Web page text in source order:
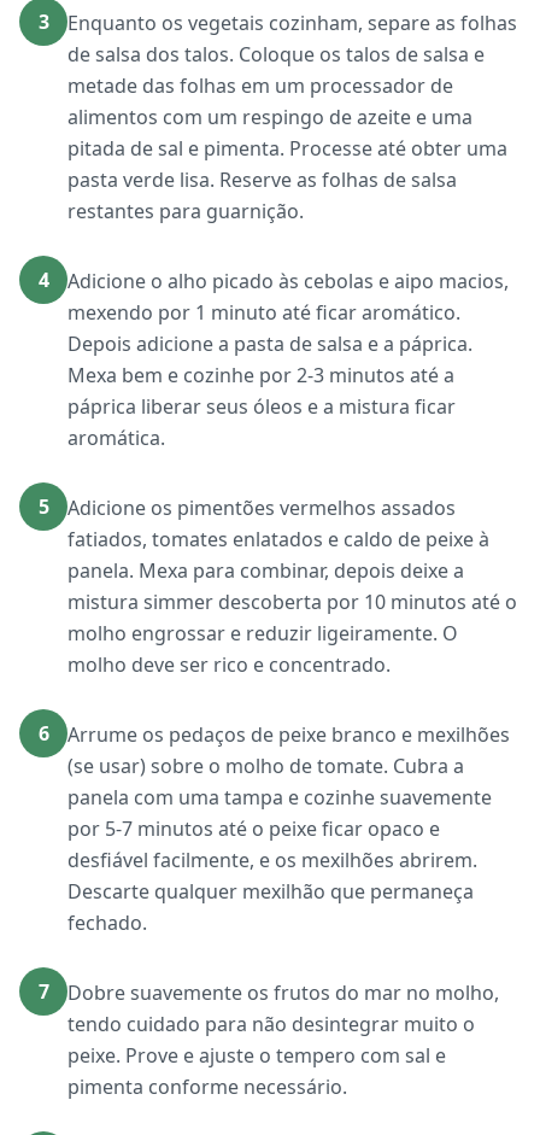
3
Enquanto os vegetais cozinham, separe as folhas
de salsa dos talos. Coloque os talos de salsa e
metade das folhas em um processador de
alimentos com um respingo de azeite e uma
pitada de sal e pimenta. Processe até obter uma
pasta verde lisa. Reserve as folhas de salsa
restantes para guarnição.
4
Adicione o alho picado às cebolas e aipo macios,
mexendo por 1 minuto até ficar aromático.
Depois adicione a pasta de salsa e a páprica.
Mexa bem e cozinhe por 2-3 minutos até a
páprica liberar seus óleos e a mistura ficar
aromática.
5
Adicione os pimentões vermelhos assados
fatiados, tomates enlatados e caldo de peixe à
panela. Mexa para combinar, depois deixe a
mistura simmer descoberta por 10 minutos até o
molho engrossar e reduzir ligeiramente. O
molho deve ser rico e concentrado.
6
Arrume os pedaços de peixe branco e mexilhões
(se usar) sobre o molho de tomate. Cubra a
panela com uma tampa e cozinhe suavemente
por 5-7 minutos até o peixe ficar opaco e
desfiável facilmente, e os mexilhões abrirem.
Descarte qualquer mexilhão que permaneça
fechado.
7
Dobre suavemente os frutos do mar no molho,
tendo cuidado para não desintegrar muito o
peixe. Prove e ajuste o tempero com sal e
pimenta conforme necessário.